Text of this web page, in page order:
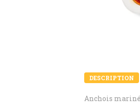
DESCRIPTION
Anchois